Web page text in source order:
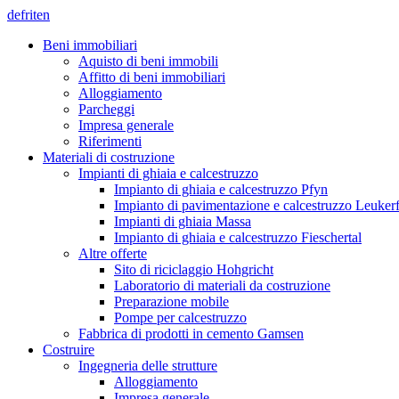
defriten
Beni immobiliari
Aquisto di beni immobili
Affitto di beni immobiliari
Alloggiamento
Parcheggi
Impresa generale
Riferimenti
Materiali di costruzione
Impianti di ghiaia e calcestruzzo
Impianto di ghiaia e calcestruzzo Pfyn
Impianto di pavimentazione e calcestruzzo
Impianti di ghiaia Massa
Impianto di ghiaia e calcestruzzo Fieschertal
Altre offerte
Sito di riciclaggio Hohgricht
Laboratorio di materiali da costruzione
Preparazione mobile
Pompe per calcestruzzo
Fabbrica di prodotti in cemento Gamsen
Costruire
Ingegneria delle strutture
Alloggiamento